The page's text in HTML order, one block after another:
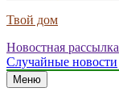
Твой дом
Новостная рассылка
Случайные новости
Меню